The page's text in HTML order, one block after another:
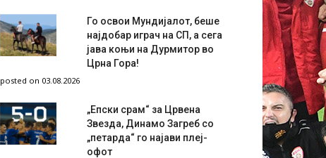
Го освои Мундијалот, беше
најдобар играч на СП, а сега
јава коњи на Дурмитор во
Црна Гора!
posted on 03.08.2026
„Епски срам“ за Црвена
Звезда, Динамо Загреб со
„петарда“ го најави плеј-
офот